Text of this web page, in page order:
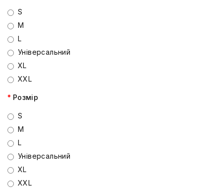
S
M
L
Універсальний
XL
XXL
Розмір
S
M
L
Універсальний
XL
XXL